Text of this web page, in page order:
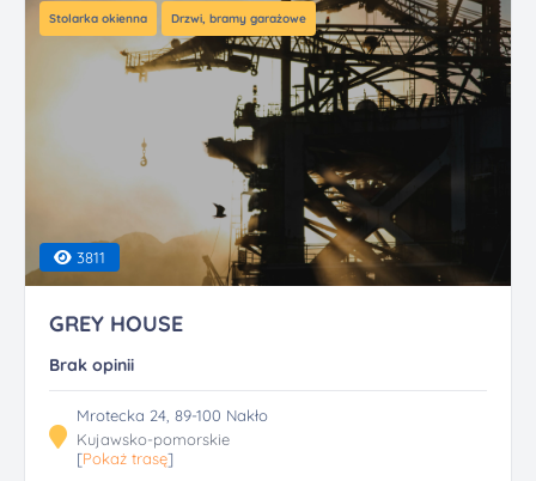
Stolarka okienna Drzwi, bramy garażowe
3811
GREY HOUSE
Brak opinii
Mrotecka 24, 89-100 Nakło
Kujawsko-pomorskie
[Pokaż trasę]